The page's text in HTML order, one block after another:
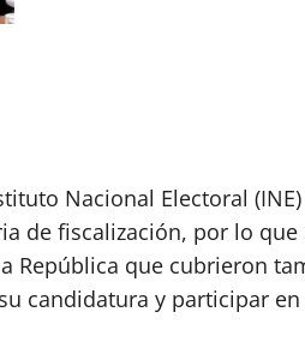
Nacional Electoral
de fiscalización, por lo que
República que cubrieron
candidatura y participar en